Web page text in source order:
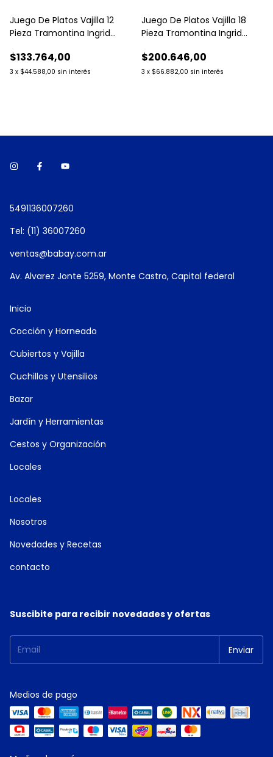
Juego De Platos Vajilla 12
Pieza Tramontina Ingrid
$133.764,00
3 x $44.588,00 sin interés
Juego De Platos Vajilla 18
Pieza Tramontina Ingrid
$200.646,00
3 x $66.882,00 sin interés
5491136007260
Tel: (11) 36007260
ventas@babay.com.ar
Av. Alvarez Jonte 5259, Monte Castro, Capital federal
Inicio
Cocción y Horneado
Cubiertos y Vajilla
Cuchillos y Utensilios
Bazar
Jardín y Herramientas
Cestos y Organización
Locales
Locales
Nosotros
Novedades y Recetas
contacto
Suscibite para recibir novedades y ofertas
Medios de pago